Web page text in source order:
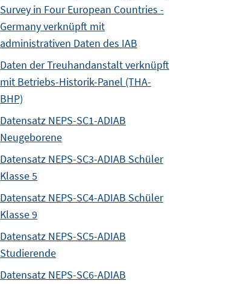
Survey in Four European Countries -
Germany verknüpft mit
administrativen Daten des IAB
Daten der Treuhandanstalt verknüpft
mit Betriebs-Historik-Panel (THA-
BHP)
Datensatz NEPS-SC1-ADIAB
Neugeborene
Datensatz NEPS-SC3-ADIAB Schüler
Klasse 5
Datensatz NEPS-SC4-ADIAB Schüler
Klasse 9
Datensatz NEPS-SC5-ADIAB
Studierende
Datensatz NEPS-SC6-ADIAB